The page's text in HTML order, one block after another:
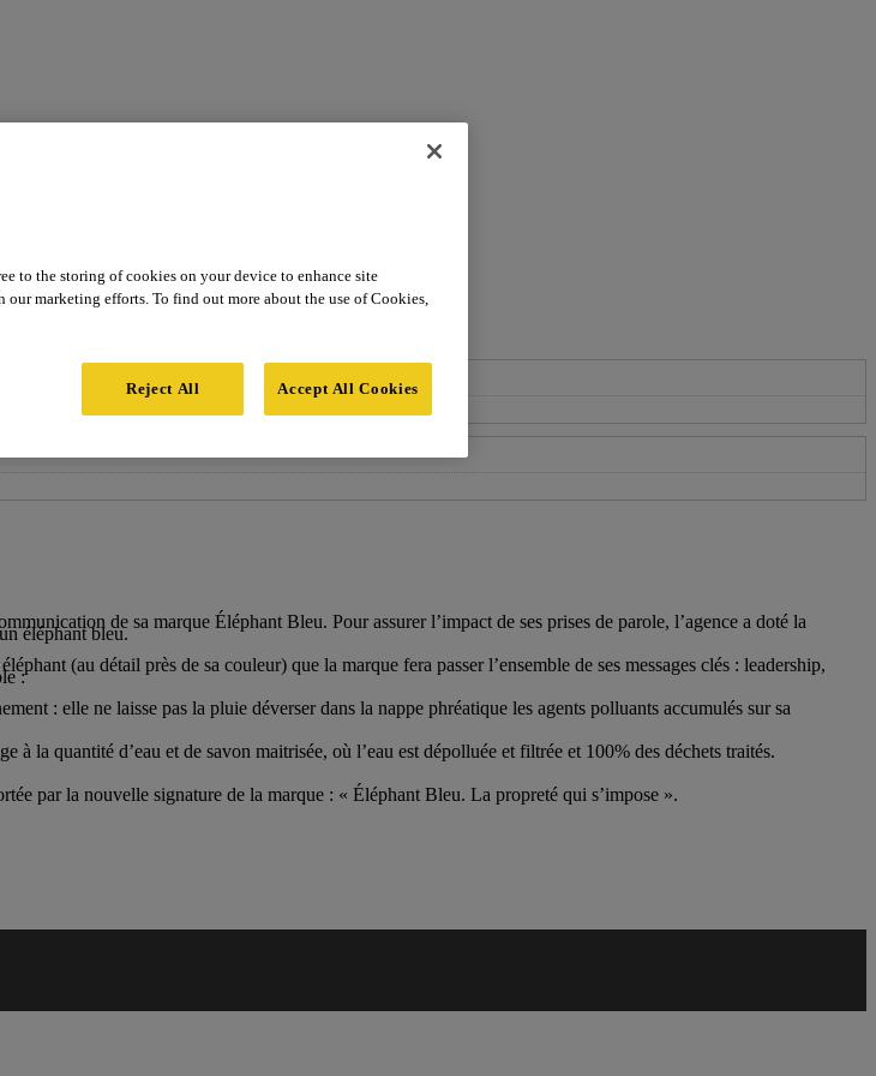
de sa marque Éléphant Bleu. Pour assurer l’impact de ses prises de parole, l’agence a doté la
éléphant bleu.
(au détail près de sa couleur) que la marque fera passer l’ensemble de ses messages clés : leadership,
:
: elle ne laisse pas la pluie déverser dans la nappe phréatique les agents polluants accumulés sur sa
la quantité d’eau et de savon maitrisée, où l’eau est dépolluée et filtrée et 100% des déchets traités.
par la nouvelle signature de la marque : « Éléphant Bleu. La propreté qui s’impose ».
to the storing of cookies on your device to enhance site
our marketing efforts. To find out more about the use of Cookies,
Reject All Accept All Cookies